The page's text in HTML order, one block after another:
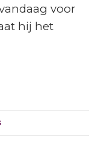
voor
hij het